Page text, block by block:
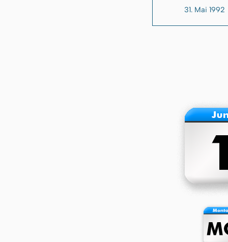
31. Mai 1992